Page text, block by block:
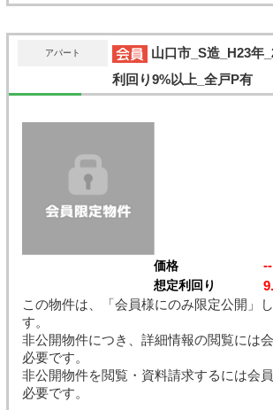
アパート
山口市_S造_H23年
利回り9%以上_全戸P有
価格 --
想定利回り
この物件は、「会員様にのみ限定公開」
す。
非公開物件につき、詳細情報の閲覧には
必要です。
非公開物件を閲覧・資料請求するには会
必要です。